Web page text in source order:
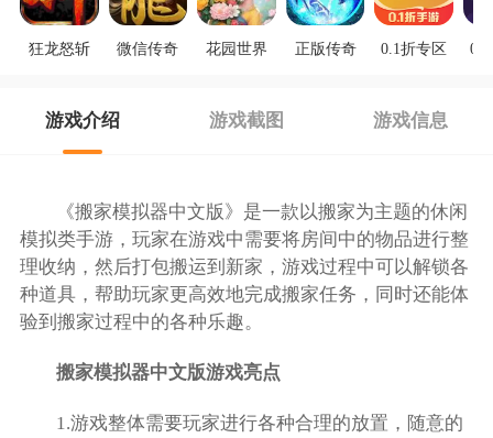
狂龙怒斩 微信传奇 花园世界 正版传奇 0.1折专区
游戏介绍 游戏截图 游戏信息
《搬家模拟器中文版》是一款以搬家为主题的休闲
模拟类手游，玩家在游戏中需要将房间中的物品进行整
理收纳，然后打包搬运到新家，游戏过程中可以解锁各
种道具，帮助玩家更高效地完成搬家任务，同时还能体
验到搬家过程中的各种乐趣。
搬家模拟器中文版游戏亮点
1.游戏整体需要玩家进行各种合理的放置，随意的